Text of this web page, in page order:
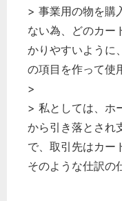
> 事業用の物を購
ない為、どのカー
かりやすいように、
の項目を作って使
>
> 私としては、ホ
から引き落とされ
で、取引先はカー
そのような仕訳の